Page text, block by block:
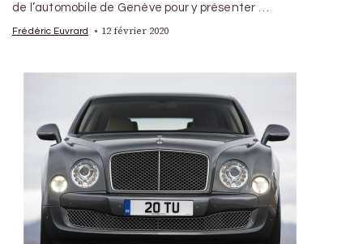
de l’automobile de Genève pour y présenter …
Frédéric Euvrard 12 février 2020